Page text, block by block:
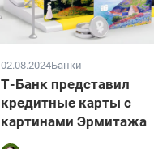
02.08.2024Банки
Т-Банк представил
кредитные карты c
картинами Эрмитажа